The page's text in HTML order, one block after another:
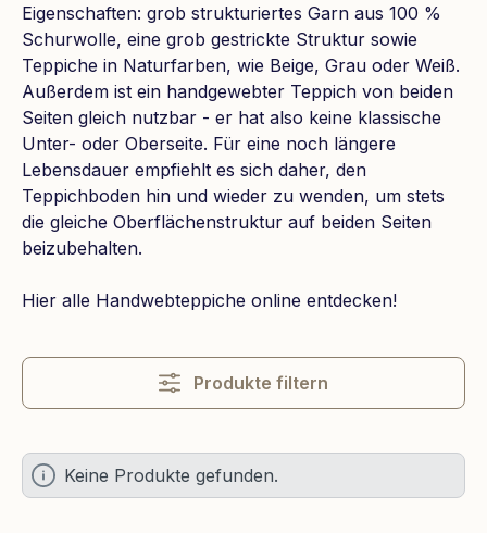
Eigenschaften: grob strukturiertes Garn aus 100 %
Schurwolle, eine grob gestrickte Struktur sowie
Teppiche in Naturfarben, wie Beige, Grau oder Weiß.
Außerdem ist ein handgewebter Teppich von beiden
Seiten gleich nutzbar - er hat also keine klassische
Unter- oder Oberseite. Für eine noch längere
Lebensdauer empfiehlt es sich daher, den
Teppichboden hin und wieder zu wenden, um stets
die gleiche Oberflächenstruktur auf beiden Seiten
beizubehalten.
Hier alle Handwebteppiche online entdecken!
Produkte filtern
Keine Produkte gefunden.